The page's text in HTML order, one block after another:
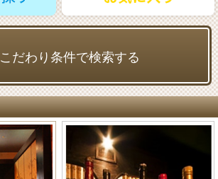
こだわり条件で検索する